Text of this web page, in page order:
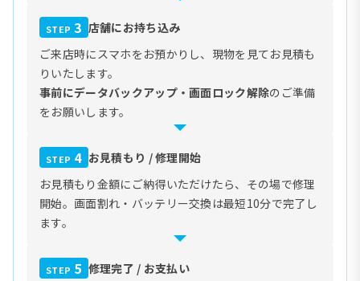
STEP 3 店舗にお持ち込み
ご来店時にスマホをお預かりし、現物を見てお見積も
りいたします。
事前にデータバックアップ・画面ロック解除のご準備
をお願いします。
STEP 4 お見積もり / 修理開始
お見積もり金額にご納得いただけたら、その場で修理
開始。画面割れ・バッテリー交換は最短10分で完了し
ます。
STEP 5 修理完了 / お支払い